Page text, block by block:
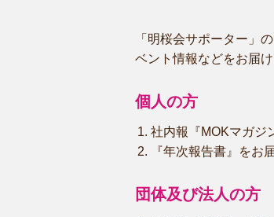
「明桜会サポーター」
ベント情報などをお届け
個人の方
社内報『MOKマガジ
『年次報告書』をお
団体及び法人の方